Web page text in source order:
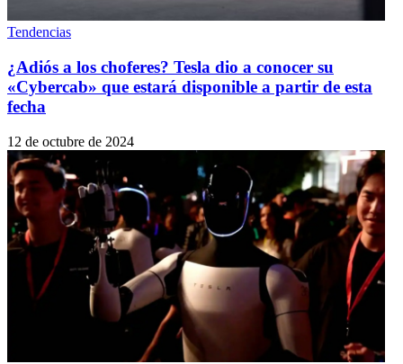
Tendencias
¿Adiós a los choferes? Tesla dio a conocer su
«Cybercab» que estará disponible a partir de esta
fecha
12 de octubre de 2024